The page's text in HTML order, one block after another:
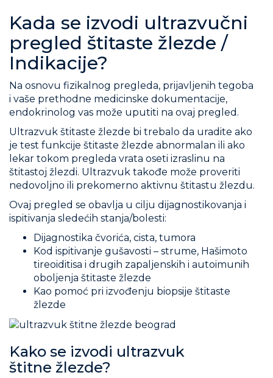
Kada se izvodi ultrazvučni
pregled štitaste žlezde /
Indikacije?
Na osnovu fizikalnog pregleda, prijavljenih tegoba
i vaše prethodne medicinske dokumentacije,
endokrinolog vas može uputiti na ovaj pregled.
Ultrazvuk štitaste žlezde bi trebalo da uradite ako
je test funkcije štitaste žlezde abnormalan ili ako
lekar tokom pregleda vrata oseti izraslinu na
štitastoj žlezdi. Ultrazvuk takođe može proveriti
nedovoljno ili prekomerno aktivnu štitastu žlezdu.
Ovaj pregled se obavlja u cilju dijagnostikovanja i
ispitivanja sledećih stanja/bolesti:
Dijagnostika čvorića, cista, tumora
Kod ispitivanje gušavosti – strume, Hašimoto
tireoiditisa i drugih zapaljenskih i autoimunih
oboljenja štitaste žlezde
Kao pomoć pri izvođenju biopsije štitaste
žlezde
Kako se izvodi ultrazvuk
štitne žlezde?